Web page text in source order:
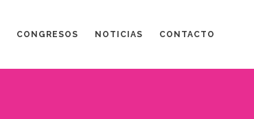
CONGRESOS NOTICIAS CONTACTO